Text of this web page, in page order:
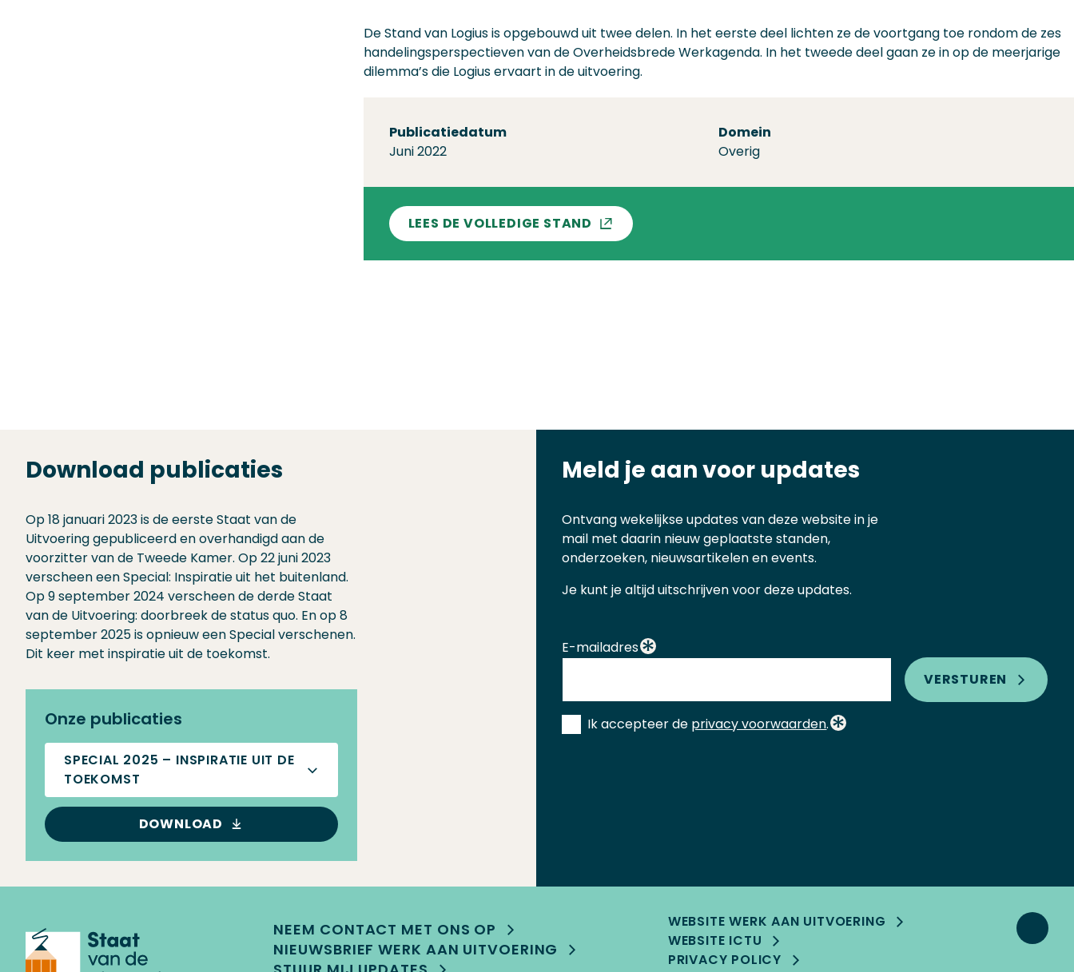
De Stand van Logius is opgebouwd uit twee delen. In het eerste deel lichten ze de voortgang toe rondom de zes
handelingsperspectieven van de Overheidsbrede Werkagenda. In het tweede deel gaan ze in op de meerjarige
dilemma’s die Logius ervaart in de uitvoering.
Publicatiedatum
Juni 2022
Domein
Overig
LEES DE VOLLEDIGE STAND
Download publicaties
Op 18 januari 2023 is de eerste Staat van de
Uitvoering gepubliceerd en overhandigd aan de
voorzitter van de Tweede Kamer. Op 22 juni 2023
verscheen een Special: Inspiratie uit het buitenland.
Op 9 september 2024 verscheen de derde Staat
van de Uitvoering: doorbreek de status quo. En op 8
september 2025 is opnieuw een Special verschenen.
Dit keer met inspiratie uit de toekomst.
Onze publicaties
SPECIAL 2025 – INSPIRATIE UIT DE
TOEKOMST
DOWNLOAD
Meld je aan voor updates
Ontvang wekelijkse updates van deze website in je
mail met daarin nieuw geplaatste standen,
onderzoeken, nieuwsartikelen en events.
Je kunt je altijd uitschrijven voor deze updates.
E-mailadres
Instemming
Ik accepteer de privacy voorwaarden.
VERSTUREN
NEEM CONTACT MET ONS OP
NIEUWSBRIEF WERK AAN UITVOERING
WEBSITE WERK AAN UITVOERING
WEBSITE ICTU
PRIVACY POLICY